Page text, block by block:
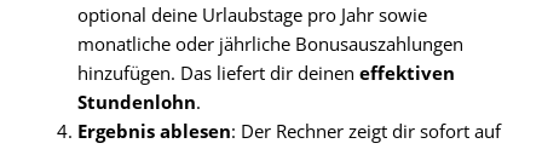
optional deine Urlaubstage pro Jahr sowie
monatliche oder jährliche Bonusauszahlungen
hinzufügen. Das liefert dir deinen effektiven
Stundenlohn.
Ergebnis ablesen: Der Rechner zeigt dir sofort auf